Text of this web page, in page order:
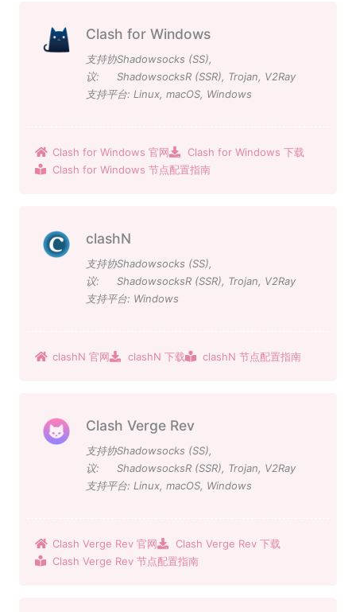
Clash for Windows
支持协
议:
Shadowsocks (SS),
ShadowsocksR (SSR), Trojan, V2Ray
支持平台: Linux, macOS, Windows
Clash for Windows 官网
Clash for Windows 下载
Clash for Windows 节点配置指南
clashN
支持协
议:
Shadowsocks (SS),
ShadowsocksR (SSR), Trojan, V2Ray
支持平台: Windows
clashN 官网 clashN 下载 clashN 节点配置指南
Clash Verge Rev
支持协
议:
Shadowsocks (SS),
ShadowsocksR (SSR), Trojan, V2Ray
支持平台: Linux, macOS, Windows
Clash Verge Rev 官网
Clash Verge Rev 下载
Clash Verge Rev 节点配置指南